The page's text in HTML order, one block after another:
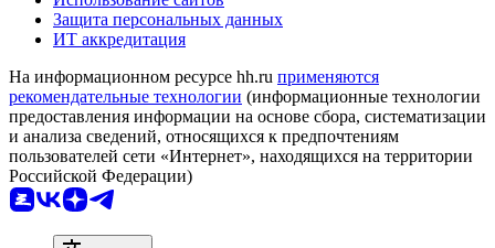
Защита персональных данных
ИТ аккредитация
На информационном ресурсе hh.ru применяются
рекомендательные технологии (информационные технологии
предоставления информации на основе сбора, систематизации
и анализа сведений, относящихся к предпочтениям
пользователей сети «Интернет», находящихся на территории
Российской Федерации)